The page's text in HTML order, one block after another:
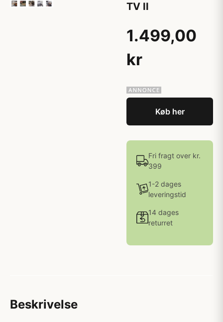
TV II
1.499,00
kr
Køb her
Fri fragt over kr.
399
1-2 dages
leveringstid
14 dages
returret
Beskrivelse